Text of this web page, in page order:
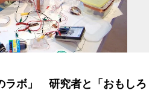
ラボ」 研究者と「おもしろ